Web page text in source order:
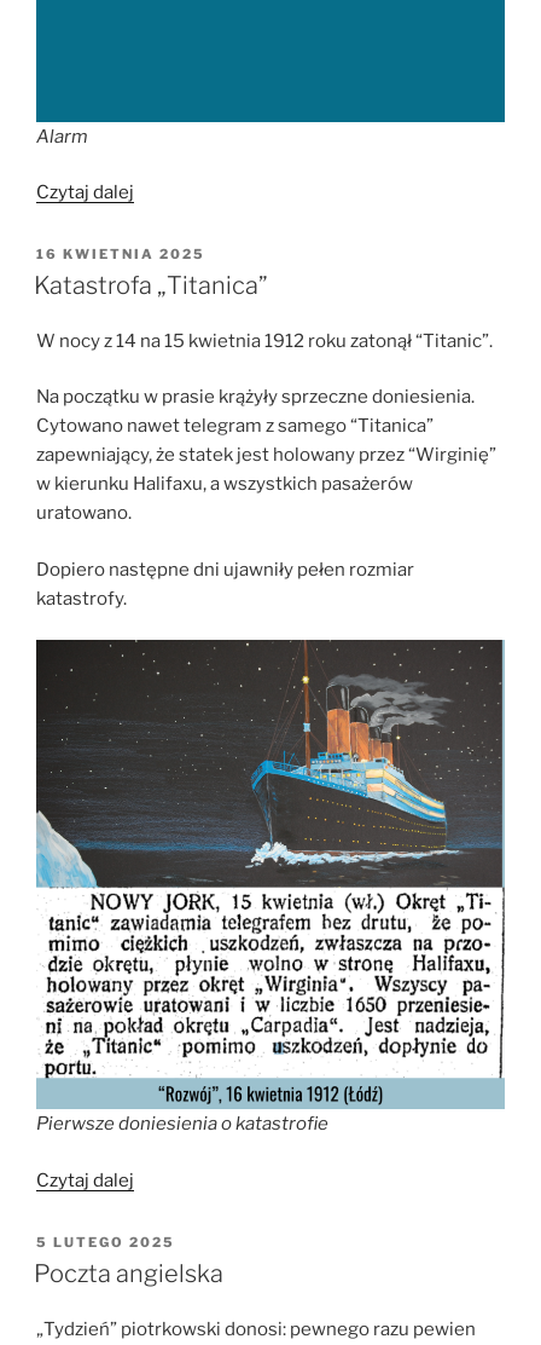
Alarm
Czytaj dalej
ogniowy”
OPUBLIKOWANE
W
16 KWIETNIA 2025
Katastrofa „Titanica”
W nocy z 14 na 15 kwietnia 1912 roku zatonął “Titanic”.
Na początku w prasie krążyły sprzeczne doniesienia.
Cytowano nawet telegram z samego “Titanica”
zapewniający, że statek jest holowany przez “Wirginię”
w kierunku Halifaxu, a wszystkich pasażerów
uratowano.
Dopiero następne dni ujawniły pełen rozmiar
katastrofy.
Pierwsze doniesienia o katastrofie
Czytaj dalej
OPUBLIKOWANE
W
5 LUTEGO 2025
Poczta angielska
„Tydzień” piotrkowski donosi: pewnego razu pewien